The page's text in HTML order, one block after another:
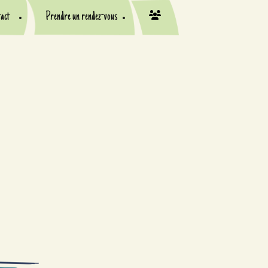
Prendre un rendez-vous